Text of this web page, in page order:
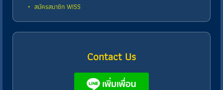
สมัครสมาชิก WISS
Contact Us